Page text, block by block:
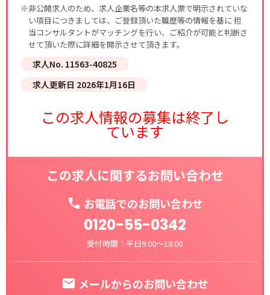
※非公開求人のため、求人企業名等の本求人票で明示されていな
い項目につきましては、ご登録頂いた職歴等の情報を基に 担
当コンサルタントがマッチングを行い、ご紹介が可能と判断さ
せて頂いた際に詳細を開示させて頂きます。
求人No. 11563-40825
求人更新日 2026年1月16日
この求人情報の募集は終了し
ています
この求人に関するお問い合わせ
お電話でのお問い合わせ
0120-55-0342
受付時間：平日9:00～18:00
メールからのお問い合わせ